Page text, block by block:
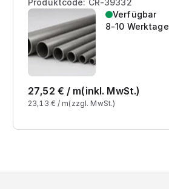
Produktcode: CR-39332
Verfügbar
8-10 Werktage
27,52 € / m(inkl. MwSt.)
23,13 € / m(zzgl. MwSt.)